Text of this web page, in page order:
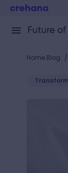
Home Blog /
Guía de